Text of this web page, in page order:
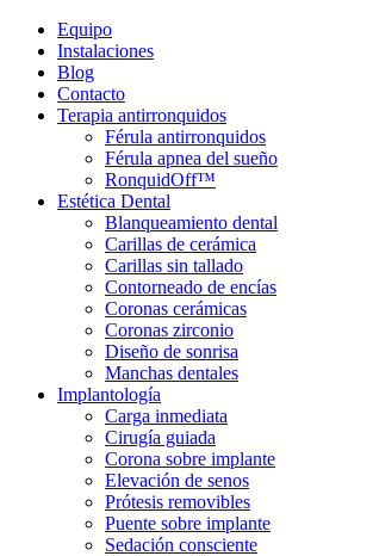
Equipo
Instalaciones
Blog
Contacto
Terapia antirronquidos
Férula antirronquidos
Férula apnea del sueño
RonquidOff™
Estética Dental
Blanqueamiento dental
Carillas de cerámica
Carillas sin tallado
Contorneado de encías
Coronas cerámicas
Coronas zirconio
Diseño de sonrisa
Manchas dentales
Implantología
Carga inmediata
Cirugía guiada
Corona sobre implante
Elevación de senos
Prótesis removibles
Puente sobre implante
Sedación consciente